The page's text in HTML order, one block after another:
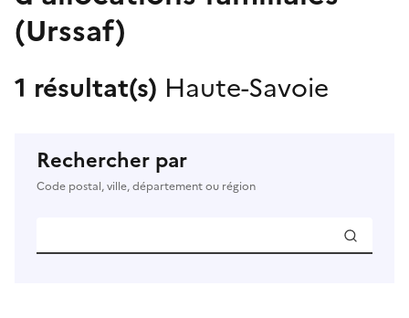
(Urssaf)
1 résultat(s) Haute-Savoie
Rechercher par
Code postal, ville, département ou région